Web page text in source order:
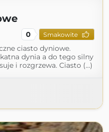
0 Smakowite
ciasto dyniowe.
dynia a do tego silny
i rozgrzewa. Ciasto (...)